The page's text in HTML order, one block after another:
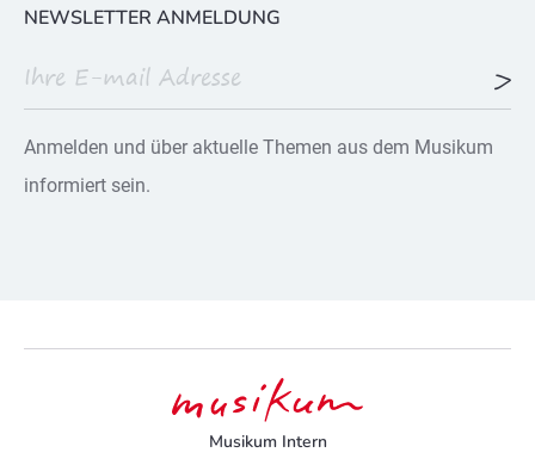
NEWSLETTER ANMELDUNG
Anmelden und über aktuelle Themen aus dem Musikum
informiert sein.
Musikum Intern